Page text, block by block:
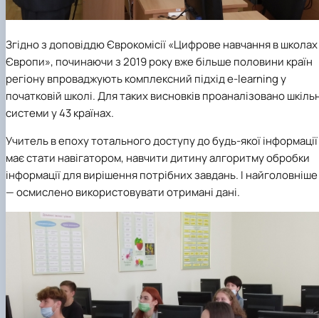
Згідно з доповіддю Єврокомісії «Цифрове навчання в школах
Європи», починаючи з 2019 року вже більше половини країн
регіону впроваджують комплексний підхід e-learning у
початковій школі. Для таких висновків проаналізовано
системи у 43 країнах.
Учитель в епоху тотального доступу до будь-якої інформації
має стати навігатором, навчити дитину алгоритму обробки
інформації для вирішення потрібних завдань. І найголовніше
— осмислено використовувати отримані дані.